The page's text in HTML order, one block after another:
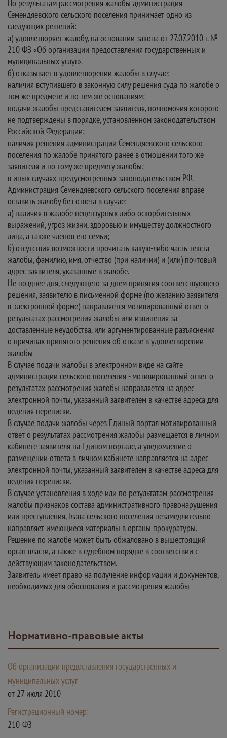
По результатам рассмотрения жалобы администрация
Семендяевского сельского поселения принимает одно из
следующих решений:
а) удовлетворяет жалобу, на основании закона от 27.07.2010 г. №
210 ФЗ «Об организации предоставления государственных и
муниципальных услуг».
б) отказывает в удовлетворении жалобы в случае:
наличия вступившего в законную силу решения суда по жалобе о
том же предмете и по тем же основаниям;
подачи жалобы представителем заявителя, полномочия которого
не подтверждены в порядке, установленном законодательством
Российской Федерации;
наличия решения администрации Семендяевского сельского
поселения по жалобе принятого ранее в отношении того же
заявителя и по тому же предмету жалобы;
в иных случаях предусмотренных законодательством РФ.
Администрация Семендяевского сельского поселения вправе
оставить жалобу без ответа в случае:
а) наличия в жалобе нецензурных либо оскорбительных
выражений, угроз жизни, здоровью и имуществу должностного
лица, а также членов его семьи;
б) отсутствия возможности прочитать какую-либо часть текста
жалобы, фамилию, имя, отчество (при наличии) и (или) почтовый
адрес заявителя, указанные в жалобе.
Не позднее дня, следующего за днем принятия соответствующего
решения, заявителю в письменной форме (по желанию заявителя
в электронной форме) направляется мотивированный ответ о
результатах рассмотрения жалобы или извинения за
доставленные неудобства, или аргументированные разъяснения
о причинах принятого решения об отказе в удовлетворении
жалобы
В случае подачи жалобы в электронном виде на сайте
администрации сельского поселения - мотивированный ответ о
результатах рассмотрения жалобы направляется на адрес
электронной почты, указанный заявителем в качестве адреса для
ведения переписки.
В случае подачи жалобы через Единый портал мотивированный
ответ о результатах рассмотрения жалобы размещается в личном
кабинете заявителя на Едином портале, а уведомление о
размещении ответа в личном кабинете направляется на адрес
электронной почты, указанный заявителем в качестве адреса для
ведения переписки.
В случае установления в ходе или по результатам рассмотрения
жалобы признаков состава административного правонарушения
или преступления, Глава сельского поселения незамедлительно
направляет имеющиеся материалы в органы прокуратуры.
Решение по жалобе может быть обжаловано в вышестоящий
орган власти, а также в судебном порядке в соответствии с
действующим законодательством.
Заявитель имеет право на получение информации и документов,
необходимых для обоснования и рассмотрения жалобы
Нормативно-правовые акты
Об организации предоставления государственных и
муниципальных услуг
от 27 июля 2010
Регистрационный номер:
210-ФЗ